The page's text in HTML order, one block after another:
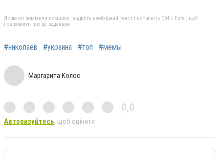
Якщо ви помітили помилку, виділіть необхідний текст і натисніть Ctrl + Enter, щоб
повідомити про це редакцію
#николаев #украина #топ #мемы
Маргарита Колос
0,0
Авторизуйтесь, щоб оцінити